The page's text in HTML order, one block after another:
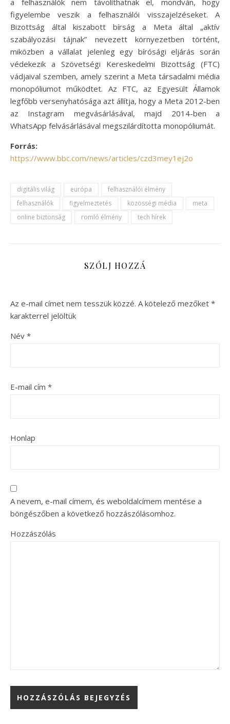
figyelembe veszik a felhasználói visszajelzéseket. A
Bizottság által kiszabott bírság a Meta által „aktív
szabályozási tájnak” nevezett környezetben történt,
miközben a vállalat jelenleg egy bírósági eljárás során
védekezik a Szövetségi Kereskedelmi Bizottság (FTC)
vádjaival szemben, amely szerint a Meta társadalmi média
monopóliumot működtet. Az FTC, az Egyesült Államok
legfőbb versenyhatósága azt állítja, hogy a Meta 2012-ben
az Instagram megvásárlásával, majd 2014-ben a
WhatsApp felvásárlásával megszilárdította monopóliumát.
Forrás:
https://www.bbc.com/news/articles/czd3mey1ej2o
digitális világ európa
felhasználói élmény
felhasználók
figyelmeztetés közösségi média
meta
online biztonság
romló élmény tech hírek
SZÓLJ HOZZÁ
Az e-mail címet nem tesszük közzé. A kötelező mezőket *
karakterrel jelöltük
Név *
E-mail cím *
Honlap
A nevem, e-mail címem, és weboldalcímem mentése a
böngészőben a következő hozzászólásomhoz.
Hozzászólás